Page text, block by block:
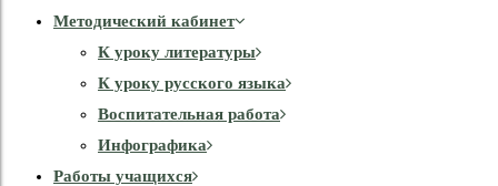
Методический кабинет
К уроку литературы
К уроку русского языка
Воспитательная работа
Инфографика
Работы учащихся